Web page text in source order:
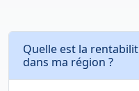
Quelle est la
dans ma région ?